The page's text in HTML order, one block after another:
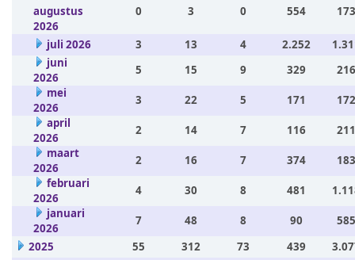
augustus
2026
0 3 0 554
juli 2026 3 13 4 2.252
juni
2026
5 15 9 329
mei
2026
3 22 5 171
april
2026
2 14 7 116
maart
2026
2 16 7 374
februari
2026
4 30 8 481
januari
2026
7 48 8 90
2025
55 312 73 439